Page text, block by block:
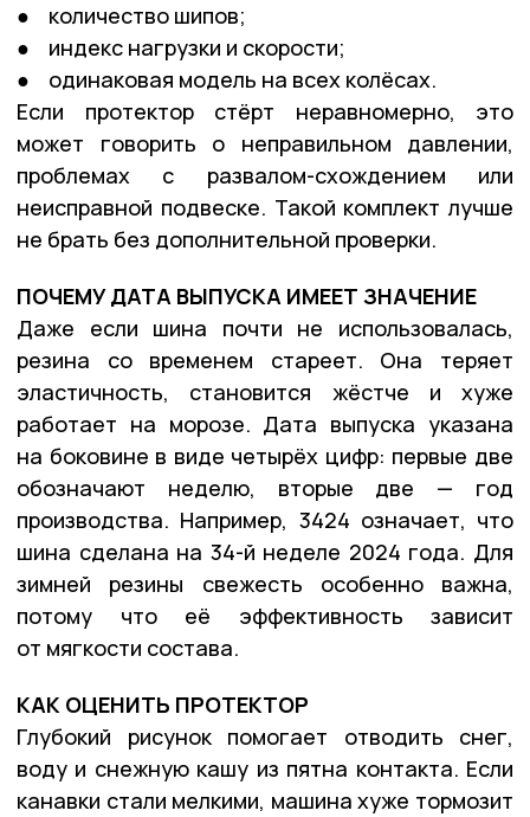
● количество шипов;
● индекс нагрузки и скорости;
● одинаковая модель на всех колёсах.
Если протектор стёрт неравномерно, это
может говорить о неправильном давлении,
проблемах с развалом-схождением или
неисправной подвеске. Такой комплект лучше
не брать без дополнительной проверки.
ПОЧЕМУ ДАТА ВЫПУСКА ИМЕЕТ ЗНАЧЕНИЕ
Даже если шина почти не использовалась,
резина со временем стареет. Она теряет
эластичность, становится жёстче и хуже
работает на морозе. Дата выпуска указана
на боковине в виде четырёх цифр: первые две
обозначают неделю, вторые две — год
производства. Например, 3424 означает, что
шина сделана на 34-й неделе 2024 года. Для
зимней резины свежесть особенно важна,
потому что её эффективность зависит
от мягкости состава.
КАК ОЦЕНИТЬ ПРОТЕКТОР
Глубокий рисунок помогает отводить снег,
воду и снежную кашу из пятна контакта. Если
канавки стали мелкими, машина хуже тормозит